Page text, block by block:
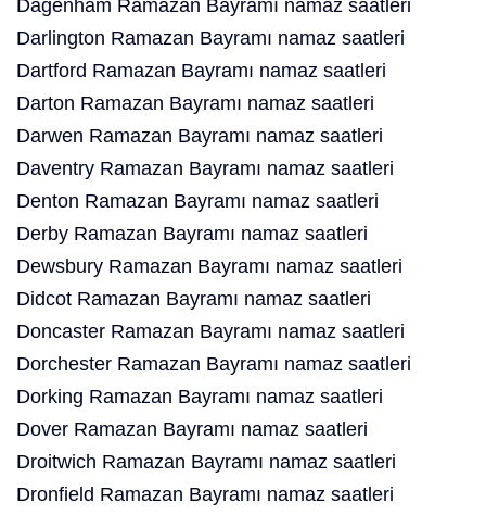
Dagenham Ramazan Bayramı namaz saatleri
Darlington Ramazan Bayramı namaz saatleri
Dartford Ramazan Bayramı namaz saatleri
Darton Ramazan Bayramı namaz saatleri
Darwen Ramazan Bayramı namaz saatleri
Daventry Ramazan Bayramı namaz saatleri
Denton Ramazan Bayramı namaz saatleri
Derby Ramazan Bayramı namaz saatleri
Dewsbury Ramazan Bayramı namaz saatleri
Didcot Ramazan Bayramı namaz saatleri
Doncaster Ramazan Bayramı namaz saatleri
Dorchester Ramazan Bayramı namaz saatleri
Dorking Ramazan Bayramı namaz saatleri
Dover Ramazan Bayramı namaz saatleri
Droitwich Ramazan Bayramı namaz saatleri
Dronfield Ramazan Bayramı namaz saatleri